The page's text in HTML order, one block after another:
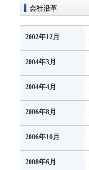
会社沿革
2002年12月
2004年3月
2004年4月
2006年8月
2006年10月
2008年6月